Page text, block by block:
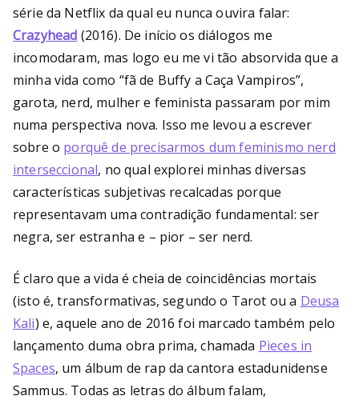
série da Netflix da qual eu nunca ouvira falar:
Crazyhead (2016). De início os diálogos me
incomodaram, mas logo eu me vi tão absorvida que a
minha vida como “fã de Buffy a Caça Vampiros”,
garota, nerd, mulher e feminista passaram por mim
numa perspectiva nova. Isso me levou a escrever
sobre o porquê de precisarmos dum feminismo nerd
interseccional, no qual explorei minhas diversas
características subjetivas recalcadas porque
representavam uma contradição fundamental: ser
negra, ser estranha e – pior – ser nerd.
É claro que a vida é cheia de coincidências mortais
(isto é, transformativas, segundo o Tarot ou a Deusa
Kali) e, aquele ano de 2016 foi marcado também pelo
lançamento duma obra prima, chamada Pieces in
Spaces, um álbum de rap da cantora estadunidense
Sammus. Todas as letras do álbum falam,